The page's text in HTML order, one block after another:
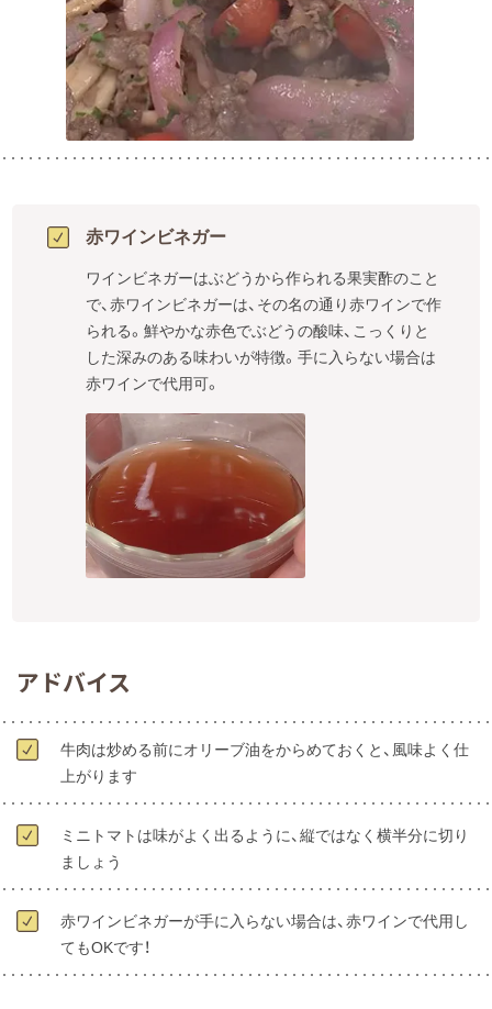
赤ワインビネガー
ワインビネガーはぶどうから作られる果実酢のこと
で、赤ワインビネガーは、その名の通り赤ワインで作
られる。鮮やかな赤色でぶどうの酸味、こっくりと
した深みのある味わいが特徴。手に入らない場合は
赤ワインで代用可。
アドバイス
牛肉は炒める前にオリーブ油をからめておくと、風味よく仕
上がります
ミニトマトは味がよく出るように、縦ではなく横半分に切り
ましょう
赤ワインビネガーが手に入らない場合は、赤ワインで代用し
てもOKです！